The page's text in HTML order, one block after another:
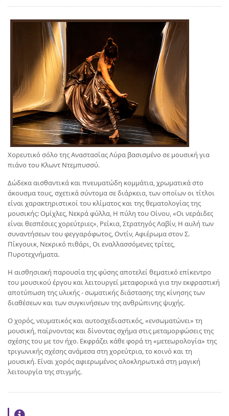
Χορευτικό σόλο της Αναστασίας Λύρα βασισμένο σε μουσική για
πιάνο του Κλωντ Ντεμπυσσύ.
Δώδεκα αισθαντικά και πνευματώδη κομμάτια, χρωματικά στο
άκουσμα τους, σχετικά σύντομα σε διάρκεια, των οποίων οι τίτλοι
είναι χαρακτηριστικοί του κλίματος και της θεματολογίας της
μουσικής: Ομίχλες, Νεκρά φύλλα, Η πύλη του Οίνου, «Οι νεράιδες
είναι θεσπέσιες χορεύτριες», Ρείκια, Στρατηγός Λαβίν, Η αυλή των
συναντήσεων του φεγγαρόφωτος, Οντίν, Αφιέρωμα στον Σ.
Πίκγουικ, Νεκρικό πιθάρι, Οι εναλλασσόμενες τρίτες,
Πυροτεχνήματα.
Η αισθησιακή παρουσία της φύσης αποτελεί θεματικό επίκεντρο
του μουσικού έργου και λειτουργεί μεταφορικά για την εκφραστική
αποτύπωση της υλικής - σωματικής διάστασης της κίνησης των
διαθέσεων και των συγκινήσεων της ανθρώπινης ψυχής.
Ο χορός, νευματικός και αυτοσχεδιαστικός, «ενσωματώνει» τη
μουσική, παίρνοντας και δίνοντας σχήμα στις μεταμορφώσεις της
σχέσης του με τον ήχο. Εκφράζει κάθε φορά τη «μετεωρολογία» της
τριγωνικής σχέσης ανάμεσα στη χορεύτρια, το κοινό και τη
μουσική. Είναι χορός αφιερωμένος ολοκληρωτικά στη μαγική
λειτουργία της στιγμής.